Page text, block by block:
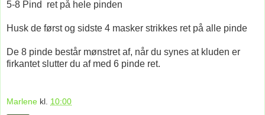
5-8 Pind ret på hele pinden
Husk de først og sidste 4 masker strikkes ret på alle pinde
De 8 pinde består mønstret af, når du synes at kluden er
firkantet slutter du af med 6 pinde ret.
Marlene kl. 10:00